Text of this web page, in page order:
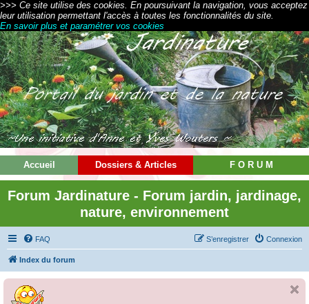
>>> Ce site utilise des cookies. En poursuivant la navigation, vous acceptez
leur utilisation permettant l'accès à toutes les fonctionnalités du site.
En savoir plus et paramétrer vos cookies
Accueil Dossiers & Articles F O R U M
Forum Jardinature - Forum jardin, jardinage,
nature, environnement
FAQ Connexion
S’enregistrer
Index du forum